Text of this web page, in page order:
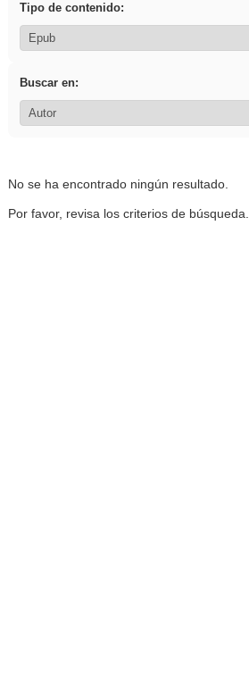
Tipo de contenido:
Buscar en:
No se ha encontrado ningún resultado.
Por favor, revisa los criterios de búsqueda.